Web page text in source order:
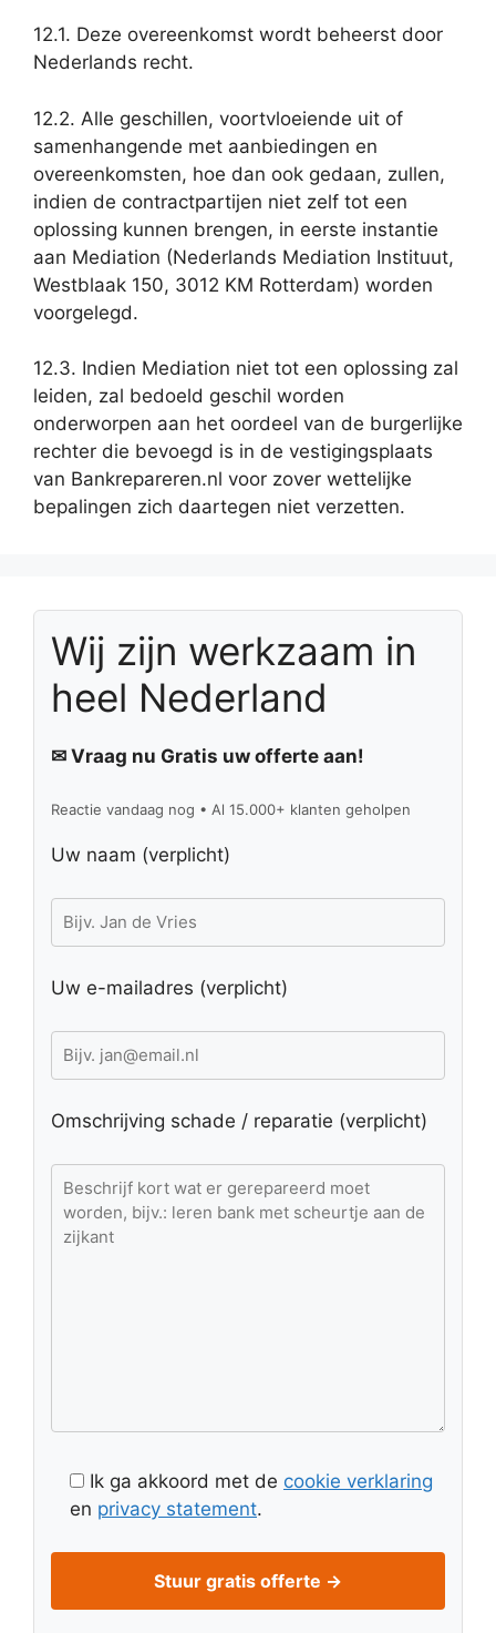
12.1. Deze overeenkomst wordt beheerst door
Nederlands recht.
12.2. Alle geschillen, voortvloeiende uit of
samenhangende met aanbiedingen en
overeenkomsten, hoe dan ook gedaan, zullen,
indien de contractpartijen niet zelf tot een
oplossing kunnen brengen, in eerste instantie
aan Mediation (Nederlands Mediation Instituut,
Westblaak 150, 3012 KM Rotterdam) worden
voorgelegd.
12.3. Indien Mediation niet tot een oplossing zal
leiden, zal bedoeld geschil worden
onderworpen aan het oordeel van de burgerlijke
rechter die bevoegd is in de vestigingsplaats
van Bankrepareren.nl voor zover wettelijke
bepalingen zich daartegen niet verzetten.
Wij zijn werkzaam in
heel Nederland
✉ Vraag nu Gratis uw offerte aan!
Reactie vandaag nog • Al 15.000+ klanten geholpen
Uw naam (verplicht)
Uw e-mailadres (verplicht)
Omschrijving schade / reparatie (verplicht)
Ik ga akkoord met de cookie verklaring
en privacy statement.